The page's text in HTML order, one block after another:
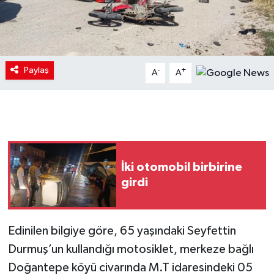
Paylaş A- A+
İki otomobil birbirine
girdi
Edinilen bilgiye göre, 65 yaşındaki Seyfettin
Durmuş’un kullandığı motosiklet, merkeze bağlı
Doğantepe köyü civarında M.T idaresindeki 05